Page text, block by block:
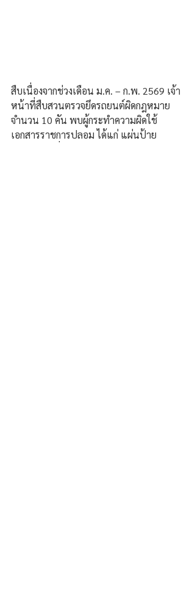
สืบเนื่องจากช่วงเดือน ม.ค. – ก.พ. 2569 เจ้า
หน้าที่สืบสวนตรวจยึดรถยนต์ผิดกฎหมาย
จำนวน 10 คัน พบผู้กระทำความผิดใช้
เอกสารราชการปลอม ได้แก่ แผ่นป้าย